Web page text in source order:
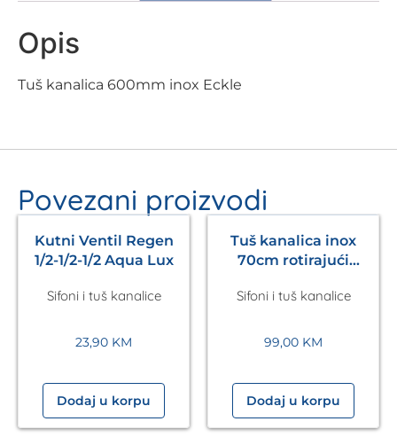
Opis
Tuš kanalica 600mm inox Eckle
Povezani proizvodi
Kutni Ventil Regen
1/2-1/2-1/2 Aqua Lux
Sifoni i tuš kanalice
23,90 KM
Dodaj u korpu
Tuš kanalica inox
70cm rotirajući
Sifoni i tuš kanalice
99,00 KM
Dodaj u korpu